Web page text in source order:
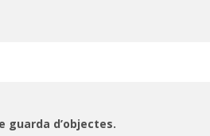
guarda d’objectes.